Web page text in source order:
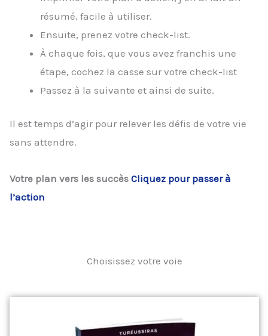
résumé, facile à utiliser.
Ensuite, prenez votre check-list.
À chaque fois, que vous avez franchis une
étape, cochez la casse sur votre check-list
Passez à la suivante et ainsi de suite.
Il est temps d’agir pour relever les défis de votre vie
sans attendre.
Votre plan vers les succès Cliquez pour passer à
l’action
Choisissez votre voie